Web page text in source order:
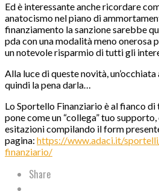
Ed è interessante anche ricordare
anatocismo nel piano di
finanziamento la sanzione sarebbe
pda con una modalità meno onerosa
un notevole risparmio di tutti gli
Alla luce di queste novità,
quindi la pena darla…
Lo Sportello Finanziario è al fianco
pone come un “collega” tuo
esitazioni compilando il form
pagina: https://www.adaci.it/
finanziario/
Share